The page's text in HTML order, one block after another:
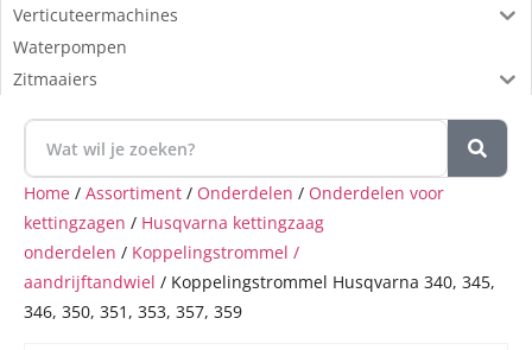
Verticuteermachines
Waterpompen
Zitmaaiers
Home / Assortiment / Onderdelen / Onderdelen voor
kettingzagen / Husqvarna kettingzaag
onderdelen / Koppelingstrommel /
aandrijftandwiel / Koppelingstrommel Husqvarna 340, 345,
346, 350, 351, 353, 357, 359